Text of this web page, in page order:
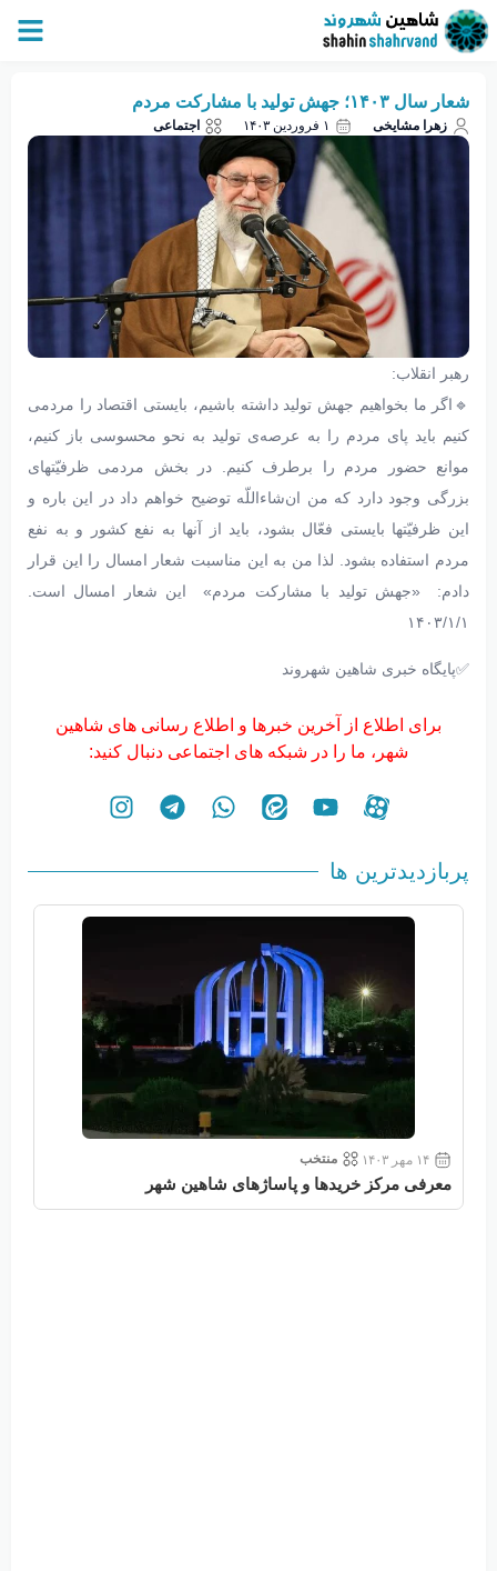
شعار سال ۱۴۰۳؛ جهش تولید با مشارکت مردم
زهرا مشایخی ۱ فروردین ۱۴۰۳ اجتماعی
رهبر انقلاب:
🔹اگر ما بخواهیم جهش تولید داشته باشیم، بایستی اقتصاد را مردمی
کنیم باید پای مردم را به عرصه‌ی تولید به نحو محسوسی باز کنیم،
موانع حضور مردم را برطرف کنیم. در بخش مردمی ظرفیّتهای
بزرگی وجود دارد که من ان‌شاءاللّه توضیح خواهم داد در این باره و
این ظرفیّتها بایستی فعّال بشود، باید از آنها به نفع کشور و به نفع
مردم استفاده بشود. لذا من به این مناسبت شعار امسال را این قرار
دادم: «جهش تولید با مشارکت مردم» این شعار امسال است.
۱۴۰۳/۱/۱
✅پایگاه خبری شاهین شهروند
برای اطلاع از آخرین خبرها و اطلاع رسانی های شاهین
شهر، ما را در شبکه های اجتماعی دنبال کنید:
پربازدیدترین ها
۱۴ مهر ۱۴۰۳ منتخب
معرفی مرکز خریدها و پاساژهای شاهین شهر